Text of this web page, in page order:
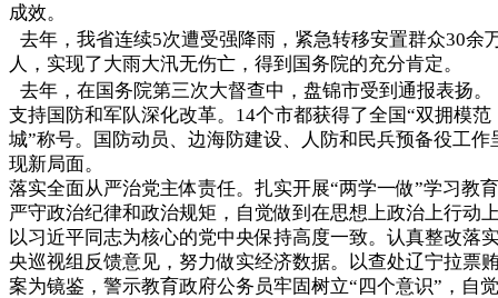
成效。
去年，我省连续5次遭受强降雨，紧急转移安置群众30余
人，实现了大雨大汛无伤亡，得到国务院的充分肯定。
去年，在国务院第三次大督查中，盘锦市受到通报表扬
支持国防和军队深化改革。14个市都获得了全国“双拥模范
城”称号。国防动员、边海防建设、人防和民兵预备役工作
现新局面。
落实全面从严治党主体责任。扎实开展“两学一做”学习教
严守政治纪律和政治规矩，自觉做到在思想上政治上行动
以习近平同志为核心的党中央保持高度一致。认真整改落
央巡视组反馈意见，努力做实经济数据。以查处辽宁拉票
案为镜鉴，警示教育政府公务员牢固树立“四个意识”，自